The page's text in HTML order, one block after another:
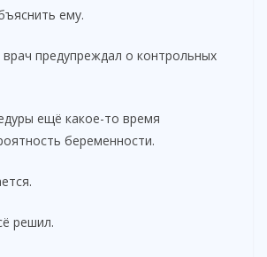
i
ему.
предупреждал о контрольных
ещё какое-то время
беременности.
решил.